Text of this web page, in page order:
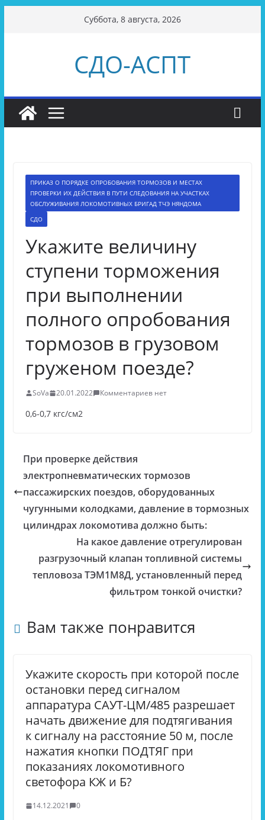
Суббота, 8 августа, 2026
СДО-АСПТ
ПРИКАЗ О ПОРЯДКЕ ОПРОБОВАНИЯ ТОРМОЗОВ И МЕСТАХ
ПРОВЕРКИ ИХ ДЕЙСТВИЯ В ПУТИ СЛЕДОВАНИЯ НА УЧАСТКАХ
ОБСЛУЖИВАНИЯ ЛОКОМОТИВНЫХ БРИГАД ТЧЭ НЯНДОМА
СДО
Укажите величину
ступени торможения
при выполнении
полного опробования
тормозов в грузовом
груженом поезде?
SoVa 20.01.2022 Комментариев нет
0,6-0,7 кгс/см2
При проверке действия
электропневматических тормозов
пассажирских поездов, оборудованных
чугунными колодками, давление в тормозных
цилиндрах локомотива должно быть:
На какое давление отрегулирован
разгрузочный клапан топливной системы
тепловоза ТЭМ1М8Д, установленный перед
фильтром тонкой очистки?
Вам также понравится
Укажите скорость при которой после
остановки перед сигналом
аппаратура САУТ-ЦМ/485 разрешает
начать движение для подтягивания
к сигналу на расстояние 50 м, после
нажатия кнопки ПОДТЯГ при
показаниях локомотивного
светофора КЖ и Б?
14.12.2021 0